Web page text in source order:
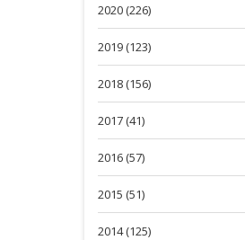
2020 (226)
2019 (123)
2018 (156)
2017 (41)
2016 (57)
2015 (51)
2014 (125)